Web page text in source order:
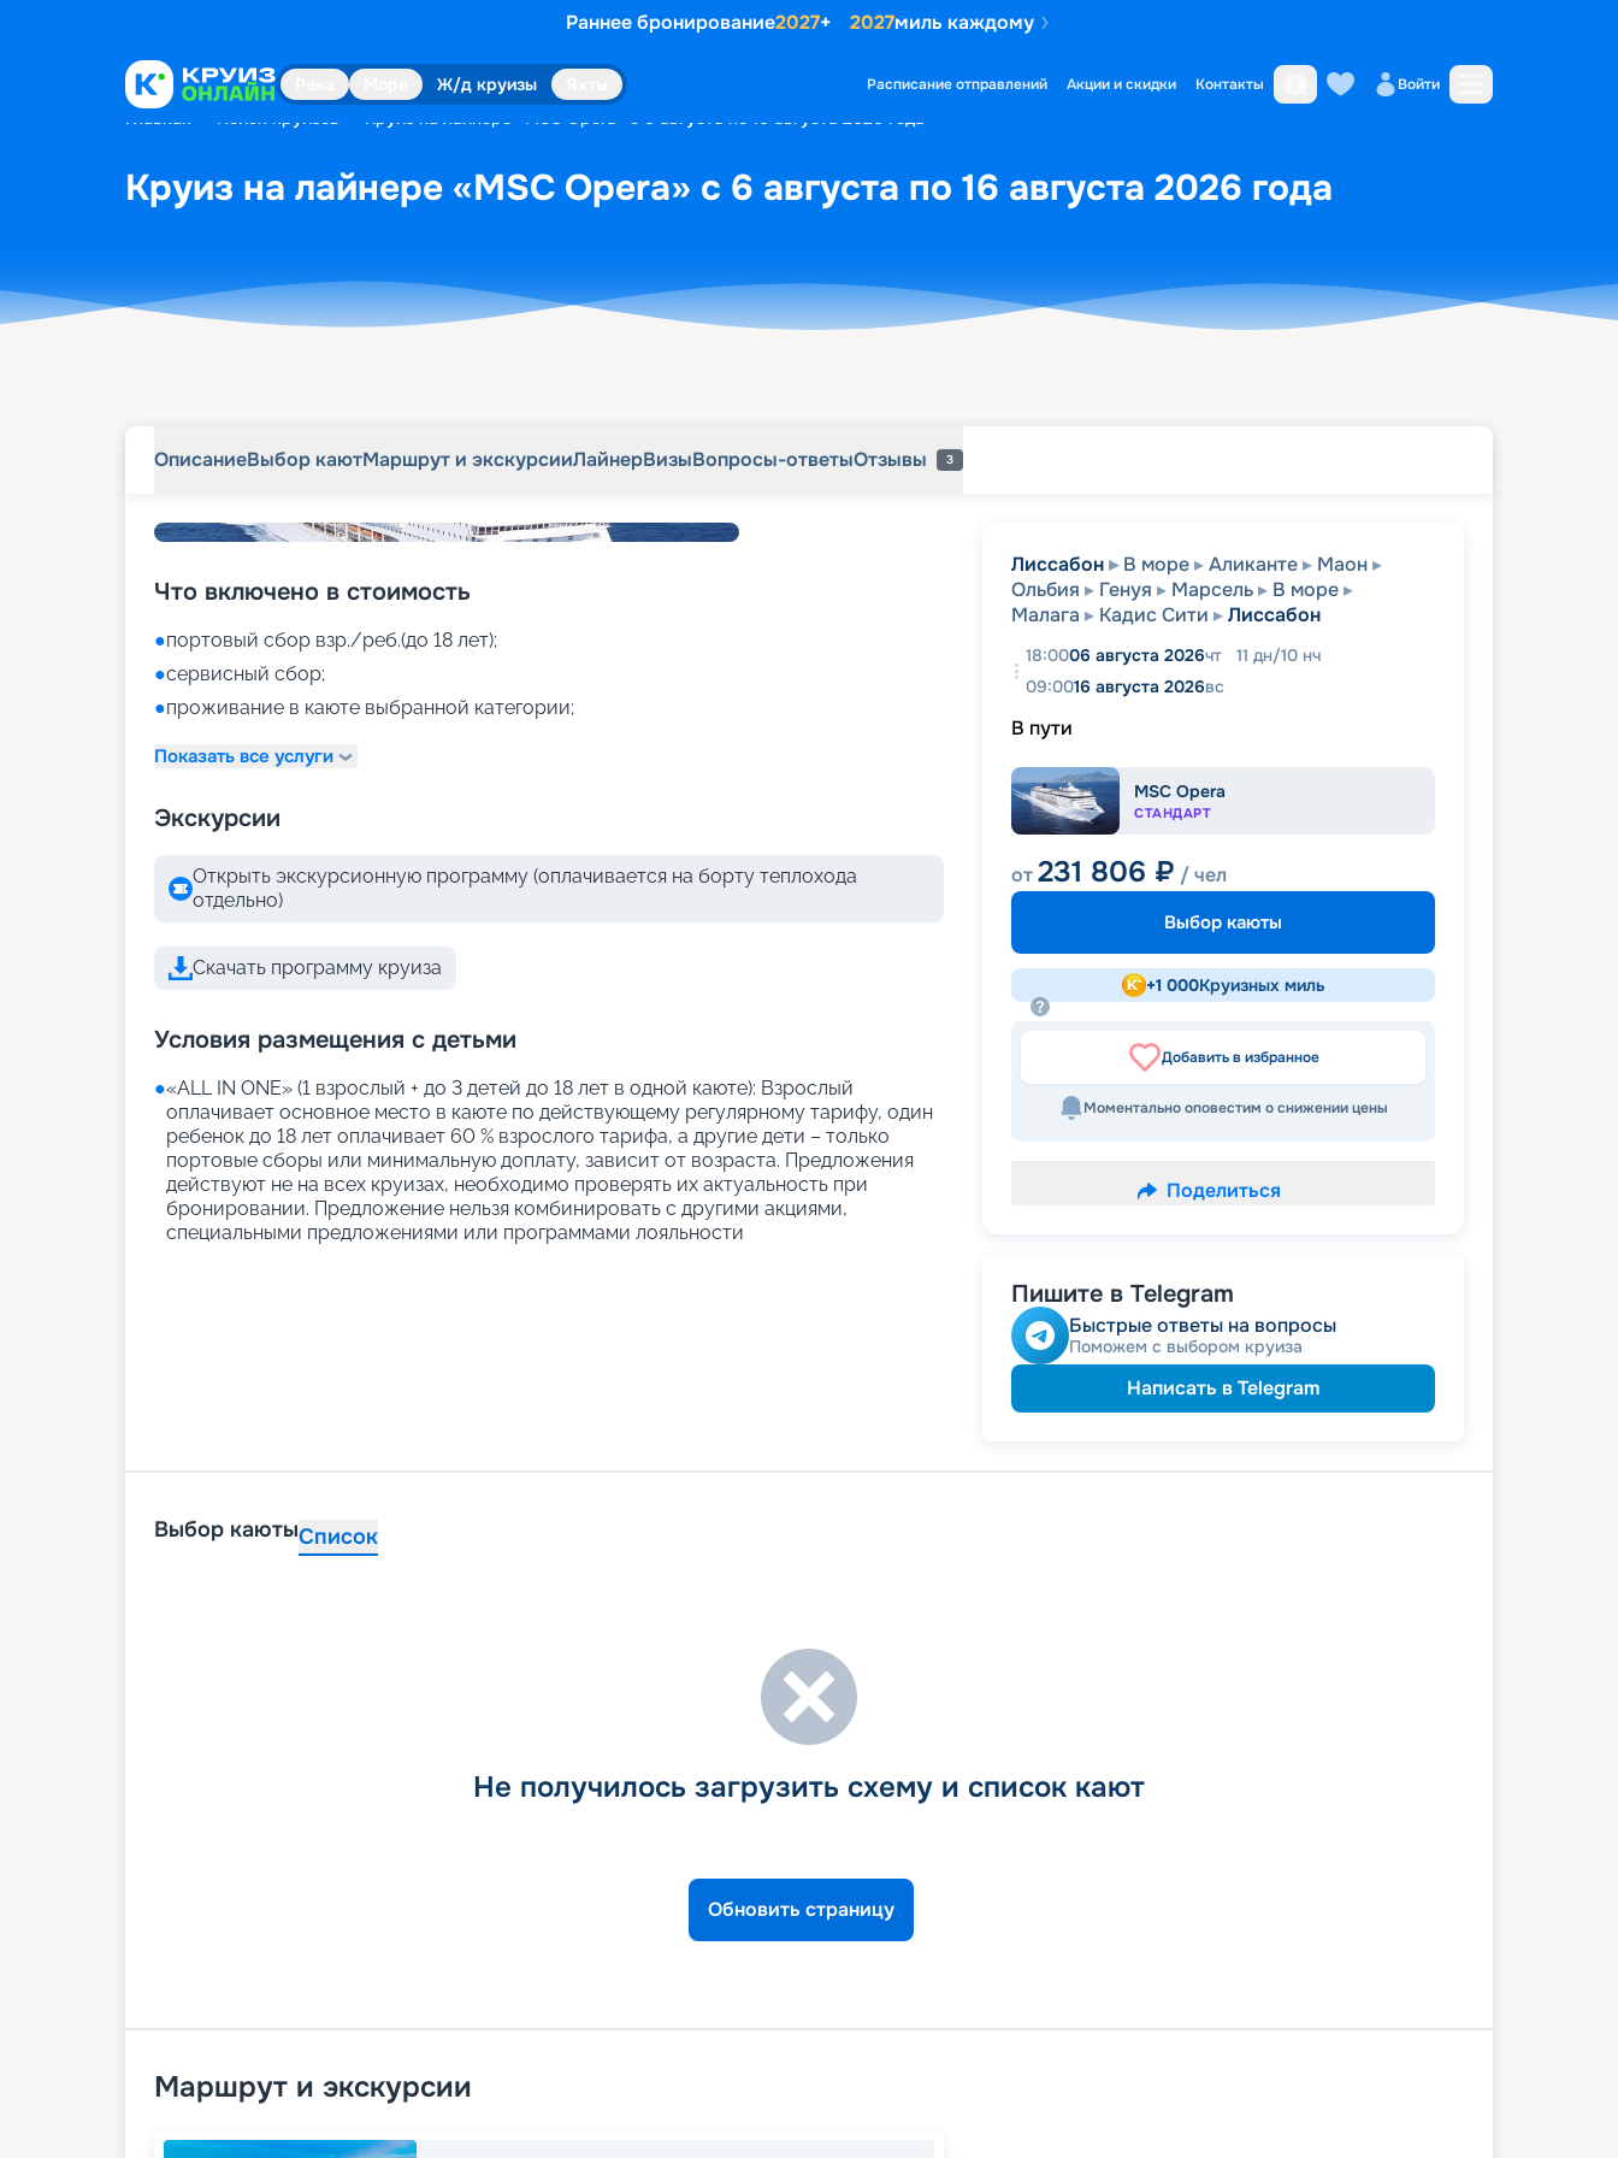
Раннее бронирование2027+ 2027миль каждому
Ж/д круизы Расписание отправлений Акции и скидки Контакты Войти
Главная Поиск круизов Круиз на лайнере «MSC Opera» с 6 августа по 16 августа 2026 года
Круиз на лайнере «MSC Opera» с 6 августа по 16 августа 2026 года
ОписаниеВыбор каютМаршрут и экскурсииЛайнерВизыВопросы-ответыОтзывы 3
Что включено в стоимость
●портовый сбор взр./реб.(до 18 лет);
●сервисный сбор;
●проживание в каюте выбранной категории;
Показать все услуги
Экскурсии
Открыть экскурсионную программу (оплачивается на борту теплохода
отдельно)
Скачать программу круиза
Условия размещения с детьми
●«АLL IN ONE» (1 взрослый + до 3 детей до 18 лет в одной каюте): Взрослый
оплачивает основное место в каюте по действующему регулярному тарифу, один
ребенок до 18 лет оплачивает 60 % взрослого тарифа, а другие дети – только
портовые сборы или минимальную доплату, зависит от возраста. Предложения
действуют не на всех круизах, необходимо проверять их актуальность при
бронировании. Предложение нельзя комбинировать с другими акциями,
специальными предложениями или программами лояльности
Лиссабон В море Аликанте
Маон
Ольбия
Генуя Марсель
В море
Малага
Кадис Сити Лиссабон
18:0006 августа 2026чт 11 дн/10 нч
09:0016 августа 2026вс
В пути
MSC Opera
СТАНДАРТ
от231 806 ₽ / чел
Выбор каюты
+1 000Круизных миль
Добавить в избранное
Моментально оповестим о снижении цены
Поделиться
Пишите в Telegram
Быстрые ответы на вопросы
Поможем с выбором круиза
Написать в Telegram
Выбор каютыСписок
Не получилось загрузить схему и список кают
Обновить страницу
Маршрут и экскурсии